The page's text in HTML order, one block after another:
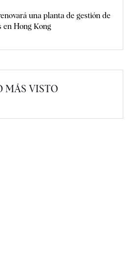
una planta de gestión de
en Hong Kong
MÁS VISTO